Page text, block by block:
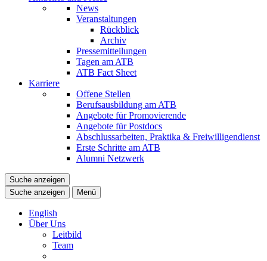
News
Veranstaltungen
Rückblick
Archiv
Pressemitteilungen
Tagen am ATB
ATB Fact Sheet
Karriere
Offene Stellen
Berufsausbildung am ATB
Angebote für Promovierende
Angebote für Postdocs
Abschlussarbeiten, Praktika & Freiwilligendienst
Erste Schritte am ATB
Alumni Netzwerk
Suche anzeigen
Suche anzeigen
Menü
English
Über Uns
Leitbild
Team